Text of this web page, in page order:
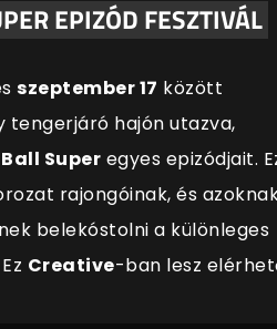
EPIZÓD FESZTIVÁL
szeptember 17 között
tengerjáró hajón utazva,
Super egyes epizódjait.
rajongóinak, és
belekóstolni a különleges
Creative-ban lesz